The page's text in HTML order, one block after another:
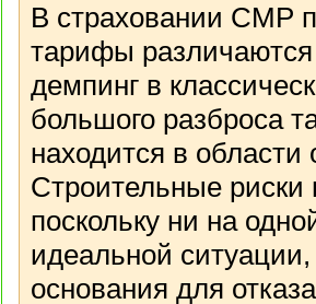
В страховании СМР
тарифы
демпинг в
большого разброса
находится в
Строительные риски
поскольку ни на
идеальной
основания для